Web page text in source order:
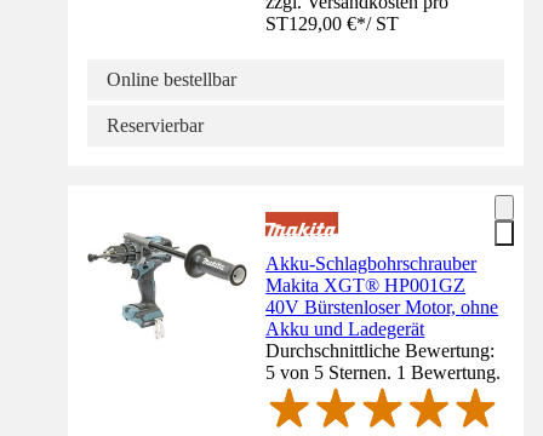
ST129,00 €*/ ST
Online bestellbar
Reservierbar
Akku-Schlagbohrschrauber
Makita XGT® HP001GZ
40V Bürstenloser Motor, ohne
Akku und Ladegerät
Durchschnittliche Bewertung:
5 von 5 Sternen. 1 Bewertung.